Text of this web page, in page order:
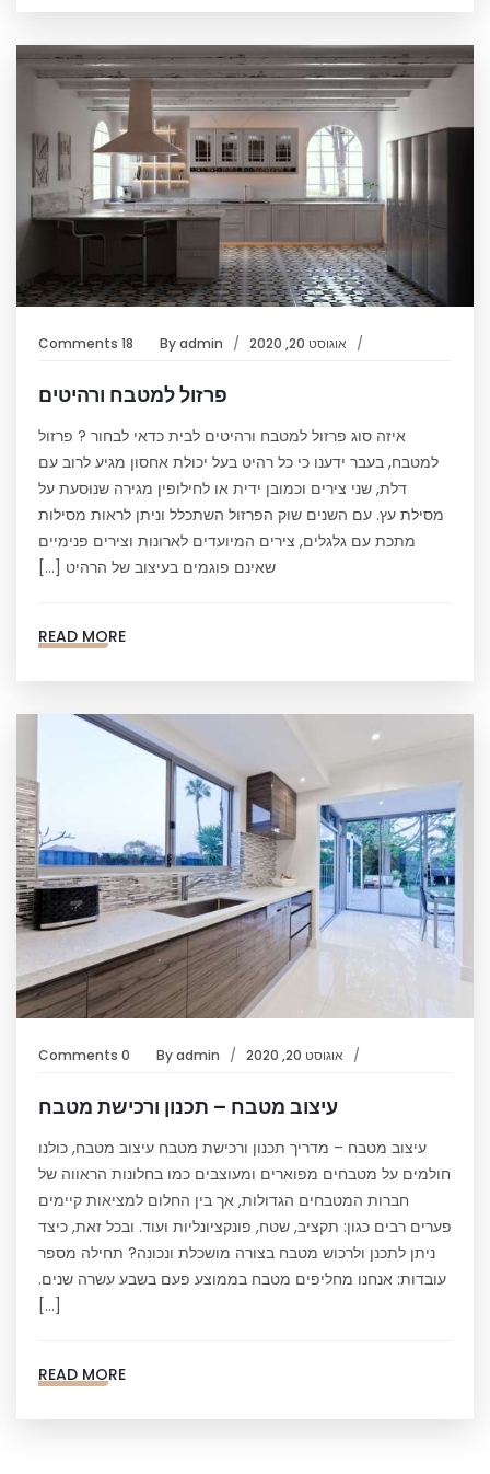
אוגוסט 20, 2020 Byadmin
18 Comments
פרזול למטבח ורהיטים
איזה סוג פרזול למטבח ורהיטים לבית כדאי לבחור ? פרזול
למטבח, בעבר ידענו כי כל רהיט בעל יכולת אחסון מגיע לרוב עם
דלת, שני צירים וכמובן ידית או לחילופין מגירה שנוסעת על
מסילת עץ. עם השנים שוק הפרזול השתכלל וניתן לראות מסילות
מתכת עם גלגלים, צירים המיועדים לארונות וצירים פנימיים
שאינם פוגמים בעיצוב של הרהיט […]
READ MORE
אוגוסט 20, 2020 Byadmin
0 Comments
עיצוב מטבח – תכנון ורכישת מטבח
עיצוב מטבח – מדריך תכנון ורכישת מטבח עיצוב מטבח, כולנו
חולמים על מטבחים מפוארים ומעוצבים כמו בחלונות הראווה של
חברות המטבחים הגדולות, אך בין החלום למציאות קיימים
פערים רבים כגון: תקציב, שטח, פונקציונליות ועוד. ובכל זאת, כיצד
ניתן לתכנן ולרכוש מטבח בצורה מושכלת ונכונה? תחילה מספר
עובדות: אנחנו מחליפים מטבח בממוצע פעם בשבע עשרה שנים.
[…]
READ MORE